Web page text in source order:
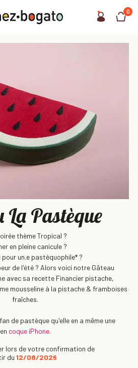
0
La Pastèque
thème Tropical ?
en pleine canicule ?
pour un.e pastèquophile* ?
de l'été ? Alors voici notre Gâteau
avec sa recette Financier pistache,
mousseline à la pistache & framboises
fraîches.
de pastèque qu'elle en a même une
en coque iPhone.
lors de votre confirmation de
du 12/08/2026